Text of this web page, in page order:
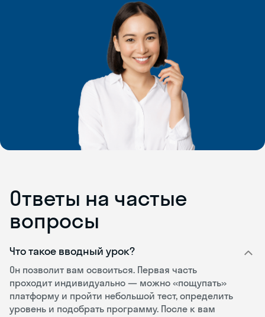
Ответы на частые
вопросы
Что такое вводный урок?
Он позволит вам освоиться. Первая часть
проходит индивидуально — можно «пощупать»
платформу и пройти небольшой тест, определить
уровень и подобрать программу. После к вам